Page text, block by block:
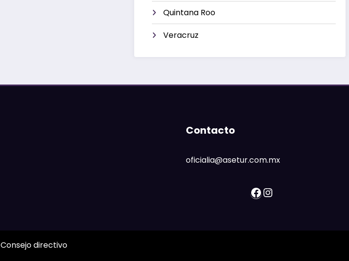
Quintana Roo
Veracruz
Contacto
oficialia@asetur.com.mx
Facebook
Instagram
Consejo directivo